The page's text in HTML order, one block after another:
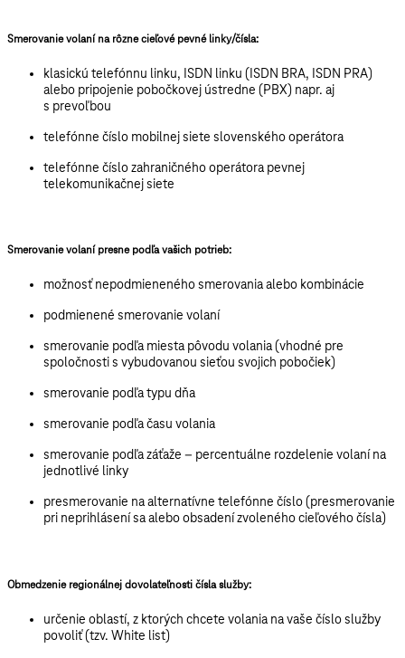
Smerovanie volaní na rôzne cieľové pevné linky/čísla:
klasickú telefónnu linku, ISDN linku (ISDN BRA, ISDN PRA)
alebo pripojenie pobočkovej ústredne (PBX) napr. aj
s prevoľbou
telefónne číslo mobilnej siete slovenského operátora
telefónne číslo zahraničného operátora pevnej
telekomunikačnej siete
Smerovanie volaní presne podľa vašich potrieb:
možnosť nepodmieneného smerovania alebo kombinácie
podmienené smerovanie volaní
smerovanie podľa miesta pôvodu volania (vhodné pre
spoločnosti s vybudovanou sieťou svojich pobočiek)
smerovanie podľa typu dňa
smerovanie podľa času volania
smerovanie podľa záťaže – percentuálne rozdelenie volaní na
jednotlivé linky
presmerovanie na alternatívne telefónne číslo (presmerovanie
pri neprihlásení sa alebo obsadení zvoleného cieľového čísla)
Obmedzenie regionálnej dovolateľnosti čísla služby:
určenie oblastí, z ktorých chcete volania na vaše číslo služby
povoliť (tzv. White list)